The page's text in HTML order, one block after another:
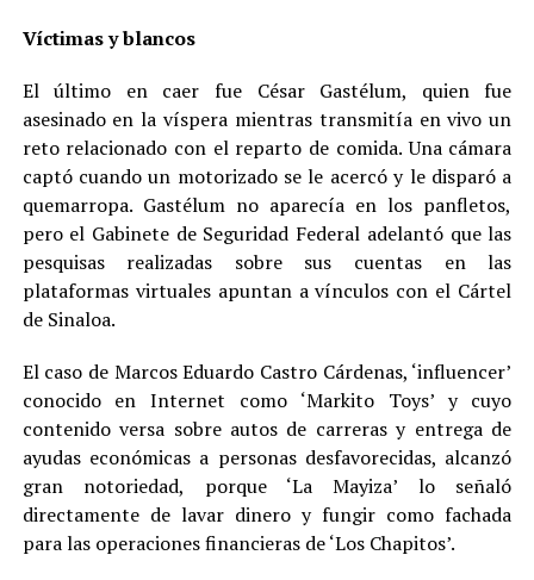
Víctimas y blancos
El último en caer fue César Gastélum, quien fue
asesinado en la víspera mientras transmitía en vivo un
reto relacionado con el reparto de comida. Una cámara
captó cuando un motorizado se le acercó y le disparó a
quemarropa. Gastélum no aparecía en los panfletos,
pero el Gabinete de Seguridad Federal adelantó que las
pesquisas realizadas sobre sus cuentas en las
plataformas virtuales apuntan a vínculos con el Cártel
de Sinaloa.
El caso de Marcos Eduardo Castro Cárdenas, ‘influencer’
conocido en Internet como ‘Markito Toys’ y cuyo
contenido versa sobre autos de carreras y entrega de
ayudas económicas a personas desfavorecidas, alcanzó
gran notoriedad, porque ‘La Mayiza’ lo señaló
directamente de lavar dinero y fungir como fachada
para las operaciones financieras de ‘Los Chapitos’.